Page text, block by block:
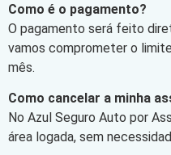
Como é o pagamento?
O pagamento será feito
vamos comprometer o
mês.
Como cancelar a minha
No Azul Seguro Auto por
área logada, sem